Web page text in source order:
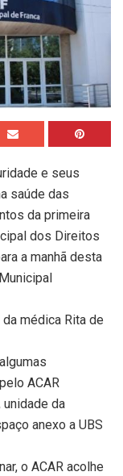
e seus
saúde das
da primeira
dos Direitos
a manhã desta
médica Rita de
ACAR
da
anexo a UBS
o ACAR acolhe